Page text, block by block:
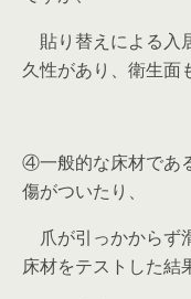
貼り替えによる入
久性があり、衛生面
④一般的な床材であ
傷がついたり、
爪が引っかからず
床材をテストした結